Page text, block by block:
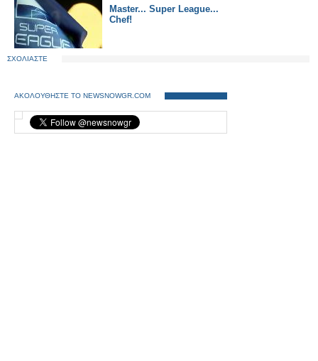
Master... Super League...
Chef!
ΣΧΟΛΙΑΣΤΕ
ΑΚΟΛΟΥΘΗΣΤΕ ΤΟ NEWSNOWGR.COM